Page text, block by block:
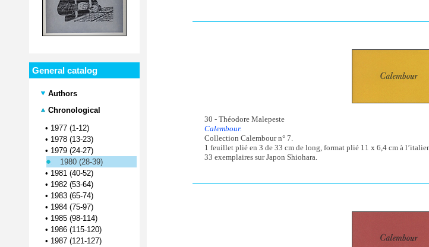
General catalog
Authors
Chronological
• 1977 (1-12)
• 1978 (13-23)
• 1979 (24-27)
1980 (28-39)
• 1981 (40-52)
• 1982 (53-64)
• 1983 (65-74)
• 1984 (75-97)
• 1985 (98-114)
• 1986 (115-120)
• 1987 (121-127)
30 - Théodore Malepeste
Calembour.
Collection Calembour n° 7.
1 feuillet plié en 3 de 33 cm de long, format plié 11 x 6,4 cm à
33 exemplaires sur Japon Shiohara.